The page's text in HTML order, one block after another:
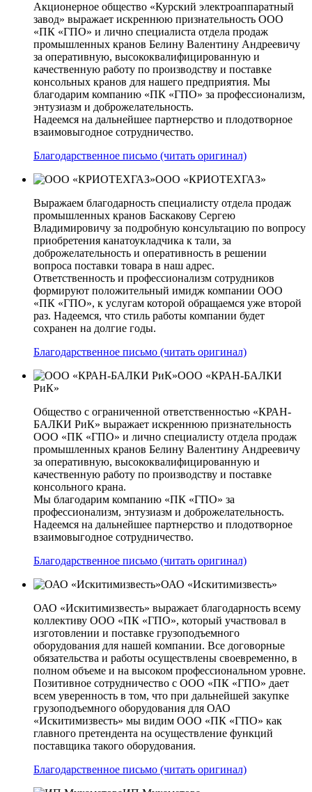
Акционерное общество «Курский электроаппаратный
завод» выражает искреннюю признательность ООО
«ПК «ГПО» и лично специалиста отдела продаж
промышленных кранов Белину Валентину Андреевичу
за оперативную, высококвалифицированную и
качественную работу по производству и поставке
консольных кранов для нашего предприятия. Мы
благодарим компанию «ПК «ГПО» за профессионализм,
энтузиазм и доброжелательность.
Надеемся на дальнейшее партнерство и плодотворное
взаимовыгодное сотрудничество.
Благодарственное письмо (читать оригинал)
ООО «КРИОТЕХГАЗ»
Выражаем благодарность специалисту отдела продаж
промышленных кранов Баскакову Сергею
Владимировичу за подробную консультацию по вопросу
приобретения канатоукладчика к тали, за
доброжелательность и оперативность в решении
вопроса поставки товара в наш адрес.
Ответственность и профессионализм сотрудников
формируют положительный имидж компании ООО
«ПК «ГПО», к услугам которой обращаемся уже второй
раз. Надеемся, что стиль работы компании будет
сохранен на долгие годы.
Благодарственное письмо (читать оригинал)
ООО «КРАН-БАЛКИ
РиК»
Общество с ограниченной ответственностью «КРАН-
БАЛКИ РиК» выражает искреннюю признательность
ООО «ПК «ГПО» и лично специалисту отдела продаж
промышленных кранов Белину Валентину Андреевичу
за оперативную, высококвалифицированную и
качественную работу по производству и поставке
консольного крана.
Мы благодарим компанию «ПК «ГПО» за
профессионализм, энтузиазм и доброжелательность.
Надеемся на дальнейшее партнерство и плодотворное
взаимовыгодное сотрудничество.
Благодарственное письмо (читать оригинал)
ОАО «Искитимизвесть»
ОАО «Искитимизвесть» выражает благодарность всему
коллективу ООО «ПК «ГПО», который участвовал в
изготовлении и поставке грузоподъемного
оборудования для нашей компании. Все договорные
обязательства и работы осуществлены своевременно, в
полном объеме и на высоком профессиональном уровне.
Позитивное сотрудничество с ООО «ПК «ГПО» дает
всем уверенность в том, что при дальнейшей закупке
грузоподъемного оборудования для ОАО
«Искитимизвесть» мы видим ООО «ПК «ГПО» как
главного претендента на осуществление функций
поставщика такого оборудования.
Благодарственное письмо (читать оригинал)